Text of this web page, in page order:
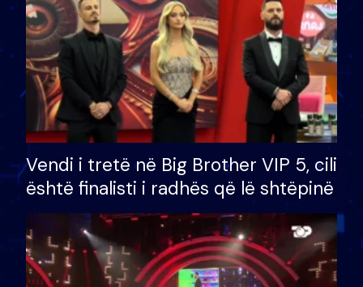
Vendi i tretë në Big Brother VIP 5, cili
është finalisti i radhës që lë shtëpinë